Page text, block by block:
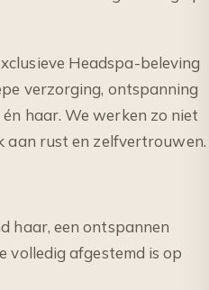
Headspa-beleving
verzorging, ontspanning
haar. We werken zo niet
aan rust en zelfvertrouwen.
haar, een ontspannen
volledig afgestemd is op